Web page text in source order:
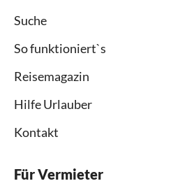
Suche
So funktioniert`s
Reisemagazin
Hilfe Urlauber
Kontakt
Für Vermieter